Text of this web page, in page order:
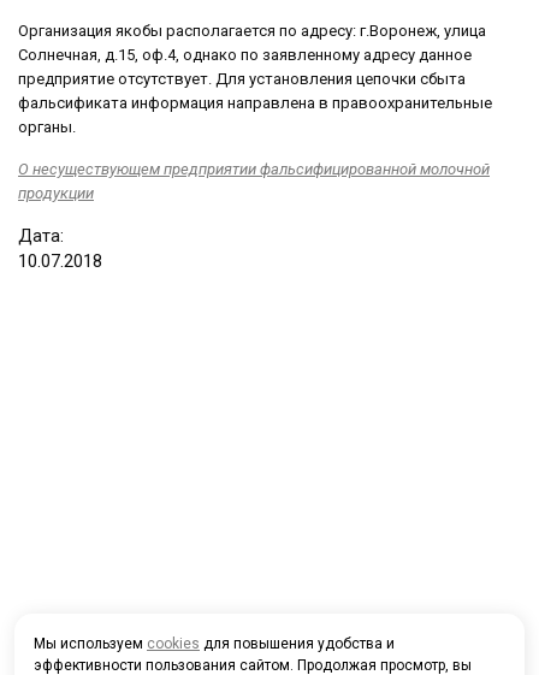
Организация якобы располагается по адресу: г.Воронеж, улица
Солнечная, д.15, оф.4, однако по заявленному адресу данное
предприятие отсутствует. Для установления цепочки сбыта
фальсификата информация направлена в правоохранительные
органы.
О несуществующем предприятии фальсифицированной молочной
продукции
Дата:
10.07.2018
Мы используем cookies для повышения удобства и
эффективности пользования сайтом. Продолжая просмотр, вы